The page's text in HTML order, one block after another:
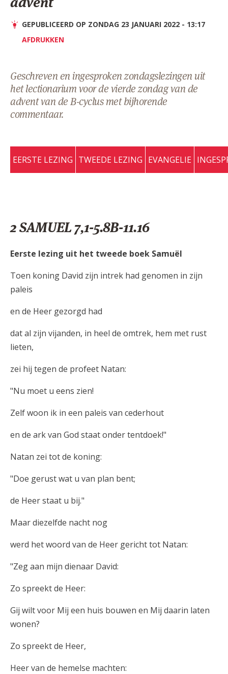
AANMELDEN OF REGISTREREN
GEPUBLICEERD OP ZONDAG 23 JANUARI 2022 - 13:17
AFDRUKKEN
Geschreven en ingesproken zondagslezingen uit
het lectionarium voor de vierde zondag van de
advent van de B-cyclus met bijhorende
commentaar.
EERSTE LEZING TWEEDE LEZING EVANGELIE
2 SAMUEL 7,1-5.8B-11.16
Eerste lezing uit het tweede boek Samuël
Toen koning David zijn intrek had genomen in zijn
paleis
en de Heer gezorgd had
dat al zijn vijanden, in heel de omtrek, hem met rust
lieten,
zei hij tegen de profeet Natan:
"Nu moet u eens zien!
Zelf woon ik in een paleis van cederhout
en de ark van God staat onder tentdoek!"
Natan zei tot de koning:
"Doe gerust wat u van plan bent;
de Heer staat u bij."
Maar diezelfde nacht nog
werd het woord van de Heer gericht tot Natan:
"Zeg aan mijn dienaar David:
Zo spreekt de Heer:
Gij wilt voor Mij een huis bouwen en Mij daarin laten
wonen?
Zo spreekt de Heer,
Heer van de hemelse machten: